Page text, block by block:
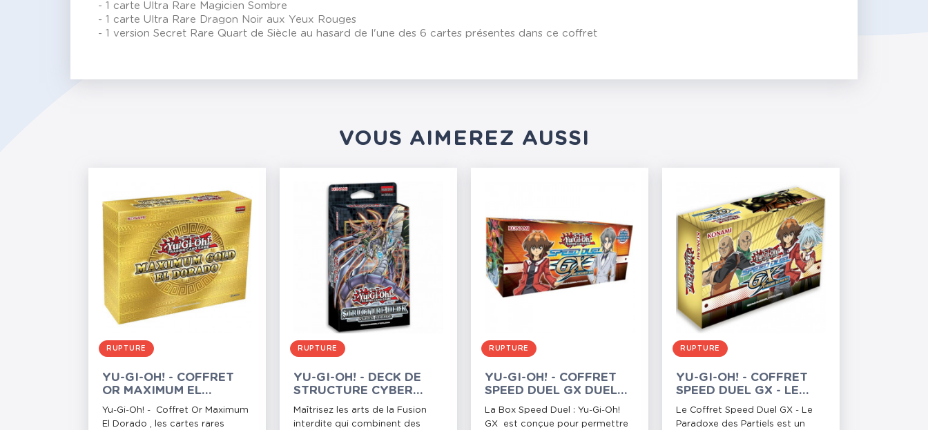
- 1 carte Ultra Rare Magicien Sombre
- 1 carte Ultra Rare Dragon Noir aux Yeux Rouges
- 1 version Secret Rare Quart de Siècle au hasard de l'une des 6 cartes présentes dans ce coffret
VOUS AIMEREZ AUSSI
RUPTURE
YU-GI-OH! - COFFRET
OR MAXIMUM EL
DORADO
Yu-Gi-Oh! - Coffret Or Maximum
El Dorado , les cartes rares
RUPTURE
YU-GI-OH! - DECK DE
STRUCTURE CYBER
STRIKE
Maîtrisez les arts de la Fusion
interdite qui combinent des
RUPTURE
YU-GI-OH! - COFFRET
SPEED DUEL GX DUEL
ACADEMY
La Box Speed Duel : Yu-Gi-Oh!
GX est conçue pour permettre
RUPTURE
YU-GI-OH! - COFFRET
SPEED DUEL GX - LE
PARADOXE DES
PARTIELS
Le Coffret Speed Duel GX - Le
Paradoxe des Partiels est un